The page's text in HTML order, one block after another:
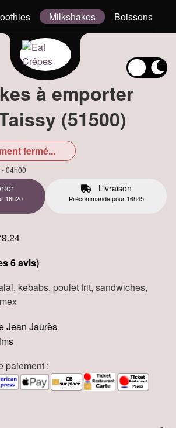
Milkshakes Boissons
à emporter
(51500)
fermé...
04h00
16h20
Livraison
Précommande pour 16h45
6 avis)
kebabs, poulet frit, sandwiches,
Jean Jaurès
paiement :